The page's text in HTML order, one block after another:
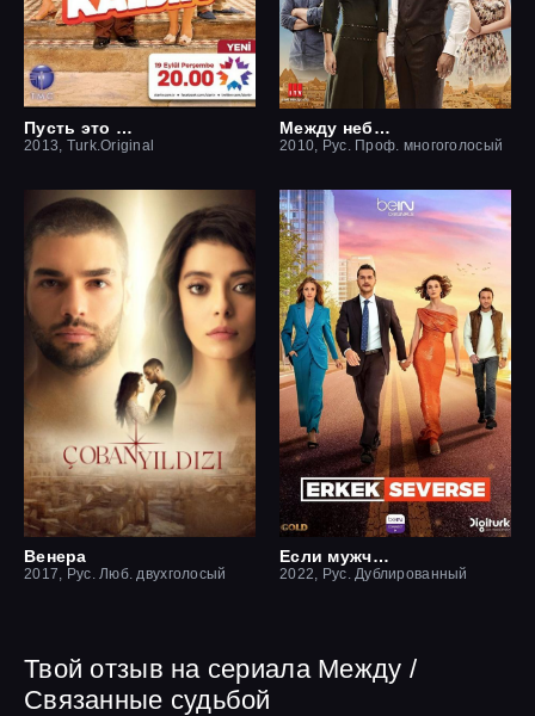
Пусть это останется между нами
2013, Turk.Original
Между небом и землей / Небесная любовь
2010, Рус. Проф. многоголосый
Венера
2017, Рус. Люб. двухголосый
Если мужчина влюблен
2022, Рус. Дублированный
Твой отзыв на сериала Между /
Связанные судьбой